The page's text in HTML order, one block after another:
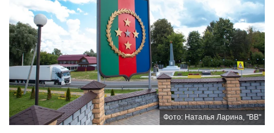
Фото: Наталья Ларина, "ВВ"